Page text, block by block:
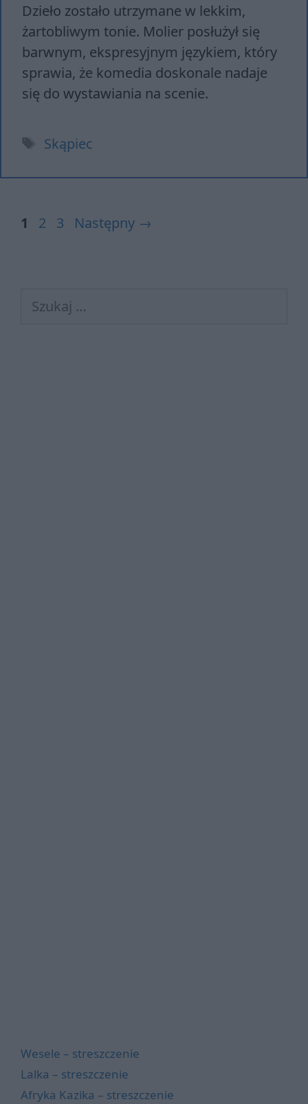
Dzieło zostało utrzymane w lekkim,
żartobliwym tonie. Molier posłużył się
barwnym, ekspresyjnym językiem, który
sprawia, że komedia doskonale nadaje
się do wystawiania na scenie.
Tagi
Skąpiec
Strona
1 Strona
2 Strona
3 Następny →
Wesele – streszczenie
Lalka – streszczenie
Afryka Kazika – streszczenie